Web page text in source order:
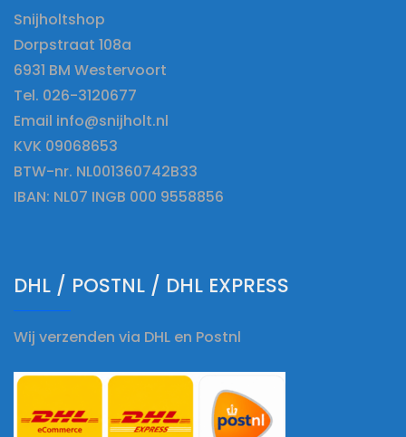
Snijholtshop
Dorpstraat 108a
6931 BM Westervoort
Tel. 026-3120677
Email info@snijholt.nl
KVK 09068653
BTW-nr. NL001360742B33
IBAN: NL07 INGB 000 9558856
DHL / POSTNL / DHL EXPRESS
Wij verzenden via DHL en Postnl